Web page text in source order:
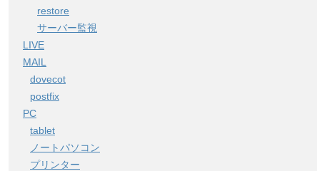
restore
サーバー監視
LIVE
MAIL
dovecot
postfix
PC
tablet
ノートパソコン
プリンター